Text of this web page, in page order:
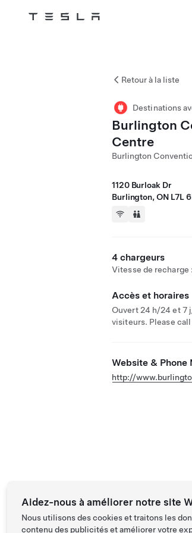
Tesla
Retour à la liste
Destinations
Burlington
Centre
Burlington
1120 Burloak Dr
Burlington, ON L7L
4 chargeurs
Vitesse de recharge
Accès et horaires
Ouvert 24 h/24 et 7
visiteurs. Please call
Website & Phone
http://
Aidez-nous à améliorer notre site
Nous utilisons des cookies et traitons les
contenu des publicités et améliorer votre